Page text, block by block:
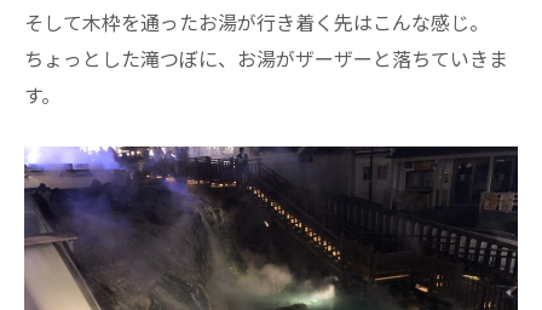
そして木枠を通ったお湯が行き着く先はこんな感じ。
ちょっとした滝つぼに、お湯がザーザーと落ちていきま
す。